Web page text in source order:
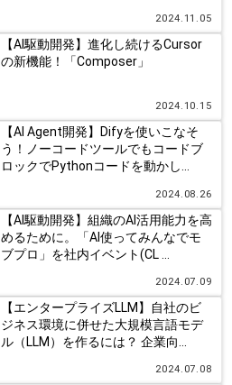
2024.11.05
【AI駆動開発】進化し続けるCursor
の新機能！「Composer」
2024.10.15
【AI Agent開発】Difyを使いこなそ
う！ノーコードツールでもコードブ
ロックでPythonコードを動かし...
2024.08.26
【AI駆動開発】組織のAI活用能力を高
めるために。「AI使ってみんなでモ
ブプロ」を社内イベント(CL ...
2024.07.09
【エンタープライズLLM】自社のビ
ジネス環境に併せた大規模言語モデ
ル（LLM）を作るには？ 企業向...
2024.07.08